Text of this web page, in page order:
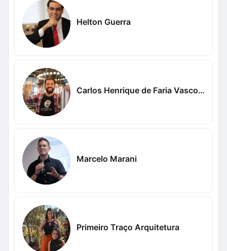
Helton Guerra
Carlos Henrique de Faria Vasconcelos
Marcelo Marani
Primeiro Traço Arquitetura